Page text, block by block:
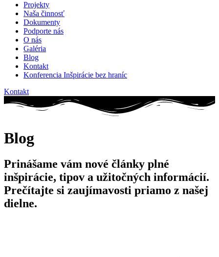
Projekty
Naša činnosť
Dokumenty
Podporte nás
O nás
Galéria
Blog
Kontakt
Konferencia Inšpirácie bez hraníc
Kontakt
Blog
Prinášame vám nové články plné
inšpirácie, tipov a užitočných informácií.
Prečítajte si zaujímavosti priamo z našej
dielne.